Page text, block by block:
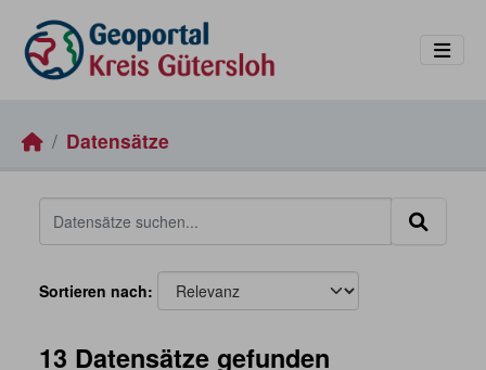
Datensätze
Sortieren nach
13 Datensätze gefunden